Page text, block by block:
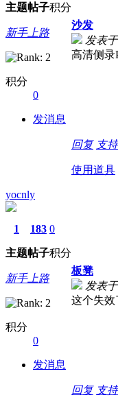
主题帖子积分
新手上路
积分
0
发消息
沙发
发表
高清侧录
回复 支
使用道具
yocnly
1
主题
183
帖子
0
积分
新手上路
积分
0
发消息
板凳
发表
这个失效
回复 支